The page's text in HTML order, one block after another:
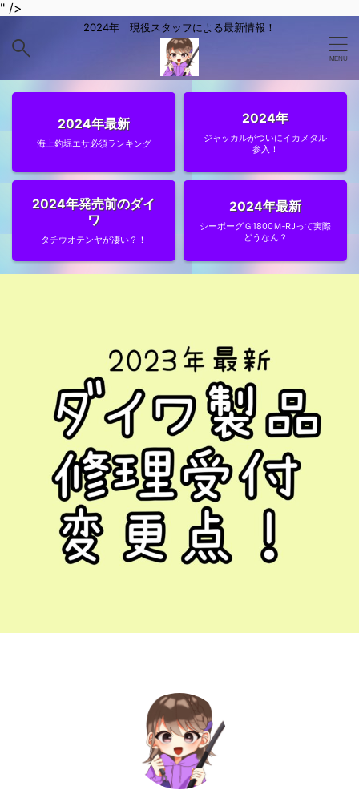
" />
2024年 現役スタッフによる最新情報！
2024年最新
海上釣堀エサ必須ランキング
2024年
ジャッカルがついにイカメタル
参入！
2024年発売前のダイ
ワ
タチウオテンヤが凄い？！
2024年最新
シーボーグＧ1800Ｍ‐RJって実際
どうなん？